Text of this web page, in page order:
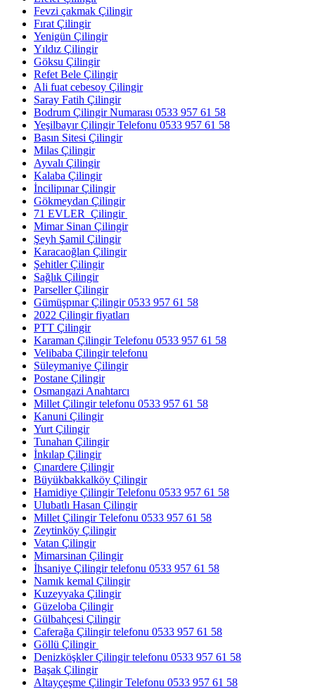
Fevzi çakmak Çilingir
Fırat Çilingir
Yenigün Çilingir
Yıldız Çilingir
Göksu Çilingir
Refet Bele Çilingir
Ali fuat cebesoy Çilingir
Saray Fatih Çilingir
Bodrum Çilingir Numarası 0533 957 61 58
Yeşilbayır Çilingir Telefonu 0533 957 61 58
Basın Sitesi Çilingir
Milas Çilingir
Ayvalı Çilingir
Kalaba Çilingir
İncilipınar Çilingir
Gökmeydan Çilingir
71 EVLER Çilingir
Mimar Sinan Çilingir
Şeyh Şamil Çilingir
Karacaoğlan Çilingir
Şehitler Çilingir
Sağlık Çilingir
Parseller Çilingir
Gümüşpınar Çilingir 0533 957 61 58
2022 Çilingir fiyatları
PTT Çilingir
Karaman Çilingir Telefonu 0533 957 61 58
Velibaba Çilingir telefonu
Süleymaniye Çilingir
Postane Çilingir
Osmangazi Anahtarcı
Millet Çilingir telefonu 0533 957 61 58
Kanuni Çilingir
Yurt Çilingir
Tunahan Çilingir
İnkılap Çilingir
Çınardere Çilingir
Büyükbakkalköy Çilingir
Hamidiye Çilingir Telefonu 0533 957 61 58
Ulubatlı Hasan Çilingir
Millet Çilingir Telefonu 0533 957 61 58
Zeytinköy Çilingir
Vatan Çilingir
Mimarsinan Çilingir
İhsaniye Çilingir telefonu 0533 957 61 58
Namık kemal Çilingir
Kuzeyyaka Çilingir
Güzeloba Çilingir
Gülbahçesi Çilingir
Caferağa Çilingir telefonu 0533 957 61 58
Göllü Çilingir
Denizköşkler Çilingir telefonu 0533 957 61 58
Başak Çilingir
Altayçeşme Çilingir Telefonu 0533 957 61 58